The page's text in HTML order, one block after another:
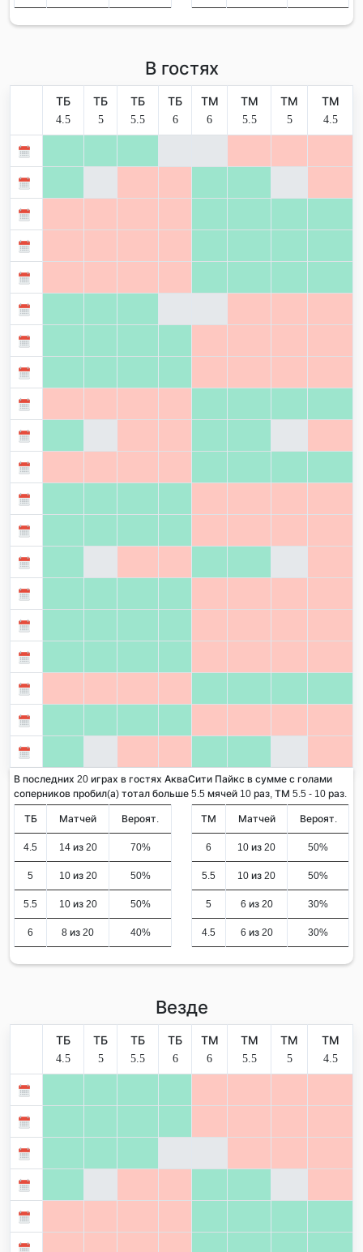
В гостях
ТБ
4.5
ТБ
5
ТБ
5.5
ТБ
6
ТМ
6
ТМ
5.5
ТМ
5
ТМ
4.5
В последних 20 играх в гостях АкваСити Пайкс в сумме с голами
соперников пробил(а) тотал больше 5.5 мячей 10 раз, ТМ 5.5 - 10 раз.
ТБ Матчей Вероят.
4.5 14 из 20 70%
5 10 из 20 50%
5.5 10 из 20 50%
6 8 из 20 40%
ТМ Матчей Вероят.
6 10 из 20 50%
5.5 10 из 20 50%
5 6 из 20 30%
4.5 6 из 20 30%
Везде
ТБ
4.5
ТБ
5
ТБ
5.5
ТБ
6
ТМ
6
ТМ
5.5
ТМ
5
ТМ
4.5